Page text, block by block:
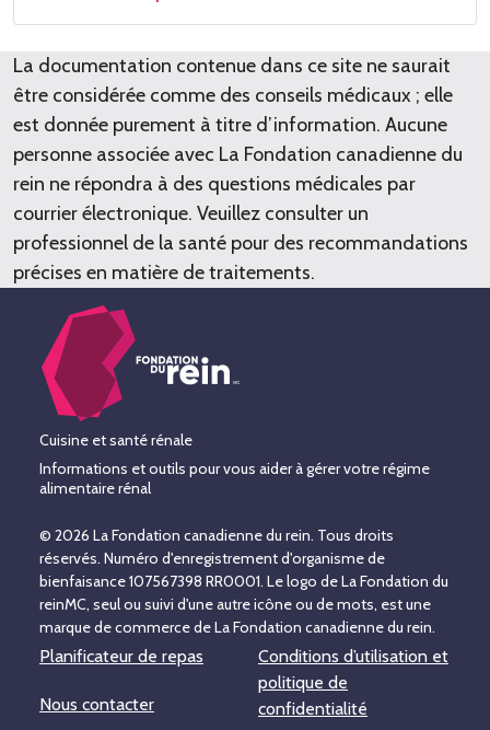
La documentation contenue dans ce site ne saurait
être considérée comme des conseils médicaux ; elle
est donnée purement à titre d’information. Aucune
personne associée avec La Fondation canadienne du
rein ne répondra à des questions médicales par
courrier électronique. Veuillez consulter un
professionnel de la santé pour des recommandations
précises en matière de traitements.
Cuisine et santé rénale
Informations et outils pour vous aider à gérer votre régime
alimentaire rénal
© 2026 La Fondation canadienne du rein. Tous droits
réservés. Numéro d'enregistrement d'organisme de
bienfaisance 107567398 RR0001. Le logo de La Fondation du
reinMC, seul ou suivi d'une autre icône ou de mots, est une
marque de commerce de La Fondation canadienne du rein.
Planificateur de repas
Nous contacter
Conditions d’utilisation et
politique de
confidentialité